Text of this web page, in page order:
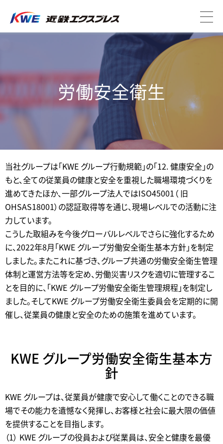
労働安全衛生
当社グループは「KWE グループ行動規範」の「12. 健康安全」の
もと、全ての従業員の健康と安全を重視した職場環境づくりを
進めてきたほか、一部グループ法人ではISO45001（ 旧
OHSAS18001）の認証取得等を通じ、現場レベルでの活動に注
力しています。
こうした取組みを今後グローバルレベルでさらに強化するため
に、2022年8月「KWE グループ労働安全衛生基本方針」を制定
しました。またこれに基づき、グループ共通の労働安全衛生管理
体制と運営方法等を定め、労働災害リスクを適切に管理するこ
とを目的に、「KWE グループ労働安全衛生管理規程」を制定し
ました。そしてKWE グループ労働安全衛生委員会を定期的に開
催し、従業員の健康と安全のための施策を進めています。
KWE グループ労働安全衛生基本方
針
KWE グループは、従業員が健康で安心して働くことのできる職
場でその能力を遺憾なく発揮し、お客様と社会に最大限の価値
を提供することを目指します。
（1） KWE グループの役員および従業員は、安全と健康を最優